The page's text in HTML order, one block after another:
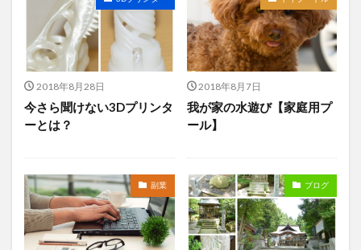
2018年8月28日
今さら聞けない3Dプリンタ
ーとは？
2018年8月7日
我が家の水遊び【家庭用プ
ール】
副業 ブログ